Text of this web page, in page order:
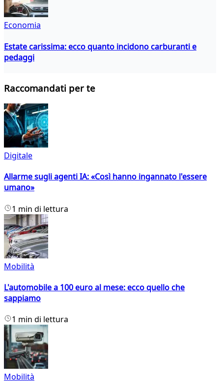
Economia
Estate carissima: ecco quanto incidono carburanti e
pedaggi
Raccomandati per te
Digitale
Allarme sugli agenti IA: «Così hanno ingannato l'essere
umano»
1 min di lettura
Mobilità
L'automobile a 100 euro al mese: ecco quello che
sappiamo
1 min di lettura
Mobilità